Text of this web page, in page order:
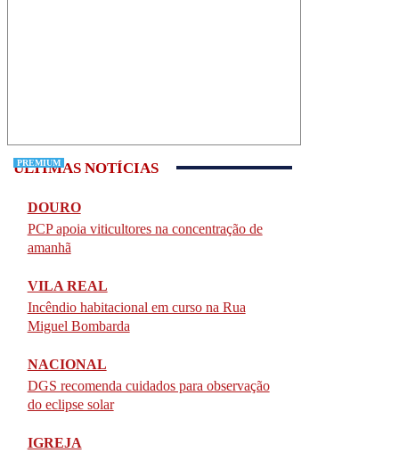
ÚLTIMAS NOTÍCIAS
DOURO
PCP apoia viticultores na concentração de
amanhã
VILA REAL
Incêndio habitacional em curso na Rua
Miguel Bombarda
NACIONAL
DGS recomenda cuidados para observação
do eclipse solar
PREMIUM
IGREJA
PREMIUM